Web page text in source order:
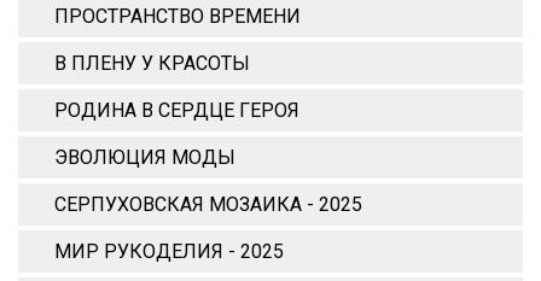
ПРОСТРАНСТВО ВРЕМЕНИ
В ПЛЕНУ У КРАСОТЫ
РОДИНА В СЕРДЦЕ ГЕРОЯ
ЭВОЛЮЦИЯ МОДЫ
СЕРПУХОВСКАЯ МОЗАИКА - 2025
МИР РУКОДЕЛИЯ - 2025